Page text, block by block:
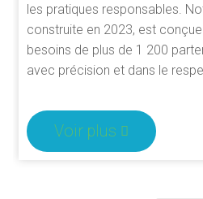
les pratiques responsables.
construite en 2023, est
besoins de plus de 1 200
avec précision et dans le
Voir plus